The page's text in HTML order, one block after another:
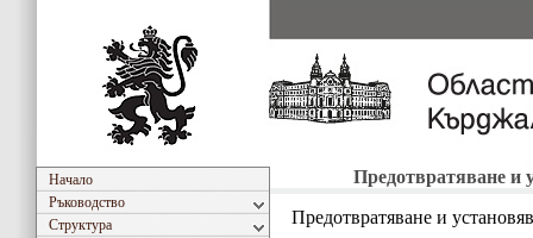
Начало
Ръководство
Структура
Предотвратяване и
Предотвратяване и